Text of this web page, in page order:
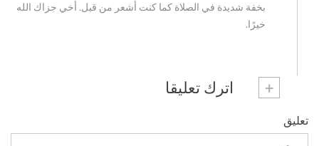
بخفة شديدة في الصلاة كما كنت أشعر من قبل. أخي جزاك الله
خيرًا.
+ اترك تعليقا
تعليق